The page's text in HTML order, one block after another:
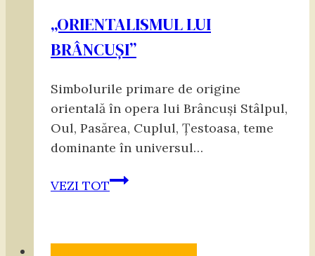
și
India”
„ORIENTALISMUL LUI
BRÂNCUŞI”
Simbolurile primare de origine
orientală în opera lui Brâncuși Stâlpul,
Oul, Pasărea, Cuplul, Țestoasa, teme
dominante în universul…
VEZI TOT„ORIENTALISMUL